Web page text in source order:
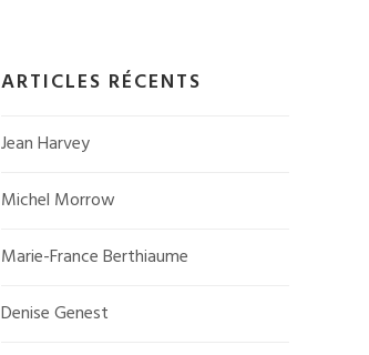
ARTICLES RÉCENTS
Jean Harvey
Michel Morrow
Marie-France Berthiaume
Denise Genest